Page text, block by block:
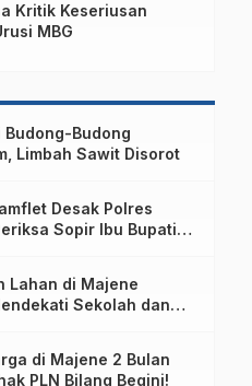
Kritik Keseriusan
MBG
Budong-Budong
Limbah Sawit Disorot
Desak Polres
Sopir Ibu Bupati
Lahan di Majene
Sekolah dan
di Majene 2 Bulan
PLN Bilang Begini!